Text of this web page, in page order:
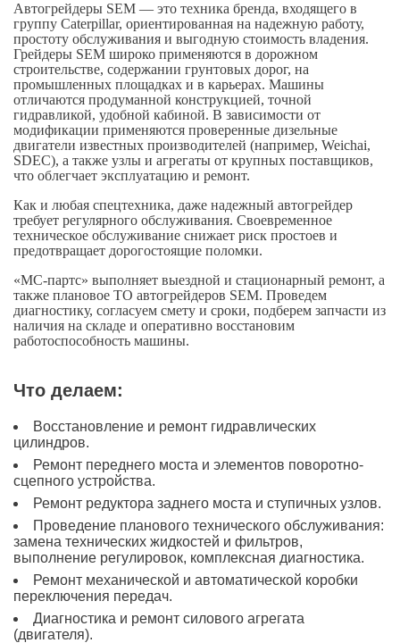
Автогрейдеры SEM — это техника бренда, входящего в
группу Caterpillar, ориентированная на надежную работу,
простоту обслуживания и выгодную стоимость владения.
Грейдеры SEM широко применяются в дорожном
строительстве, содержании грунтовых дорог, на
промышленных площадках и в карьерах. Машины
отличаются продуманной конструкцией, точной
гидравликой, удобной кабиной. В зависимости от
модификации применяются проверенные дизельные
двигатели известных производителей (например, Weichai,
SDEC), а также узлы и агрегаты от крупных поставщиков,
что облегчает эксплуатацию и ремонт.
Как и любая спецтехника, даже надежный автогрейдер
требует регулярного обслуживания. Своевременное
техническое обслуживание снижает риск простоев и
предотвращает дорогостоящие поломки.
«МС-партс» выполняет выездной и стационарный ремонт, а
также плановое ТО автогрейдеров SEM. Проведем
диагностику, согласуем смету и сроки, подберем запчасти из
наличия на складе и оперативно восстановим
работоспособность машины.
Что делаем:
Восстановление и ремонт гидравлических
цилиндров.
Ремонт переднего моста и элементов поворотно-
сцепного устройства.
Ремонт редуктора заднего моста и ступичных узлов.
Проведение планового технического обслуживания:
замена технических жидкостей и фильтров,
выполнение регулировок, комплексная диагностика.
Ремонт механической и автоматической коробки
переключения передач.
Диагностика и ремонт силового агрегата
(двигателя).